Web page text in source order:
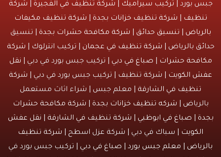
بورد |تركيب سيراميك|شركة تنظيف في الفجيرة|شركة
|شركة تنظيف خزانات بجدة|شركة تنظيف مكيفات
|تنسيق حدائق|شركة مكافحة حشرات بجدة| تنسيق
بالرياض |شركة تنظيف في عجمان| تركيب انترلوك |شركة
حشرات|صباغ في دبي| تركيب جبس بورد في دبي |نقل
الكويت| شركة تنظيف | تركيب جبس بورد في دبي |شركة
تنظيف في الشارقة| معلم جبس | شراء اثاث مستعمل
|شركه تنظيف خزانات بجدة|شركة مكافحة حشرات
|صباغ في ابوظبي|شركة تنظيف في الشارقة|نقل عفش
الكويت| سباك في دبي | شركة عزل اسطح |شركة تنظيف
|معلم جبس بورد|صباغ في دبي| تركيب جبس بورد في